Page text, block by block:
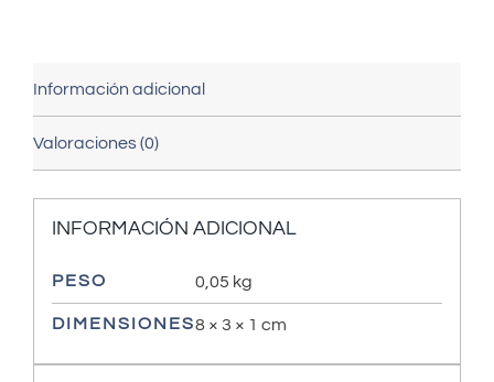
Información adicional
Valoraciones (0)
INFORMACIÓN ADICIONAL
PESO 0,05 kg
DIMENSIONES8 × 3 × 1 cm